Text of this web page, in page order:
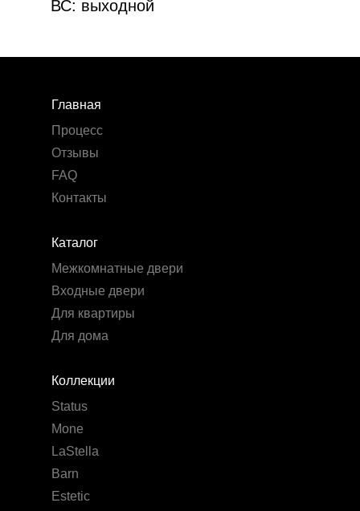
ВС: выходной
Коллекции
Status
Mone
LaStella
Barn
Estetic
Каталог
Межкомнатные двери
Входные двери
Для квартиры
Для дома
Главная
Процесс
Отзывы
FAQ
Контакты